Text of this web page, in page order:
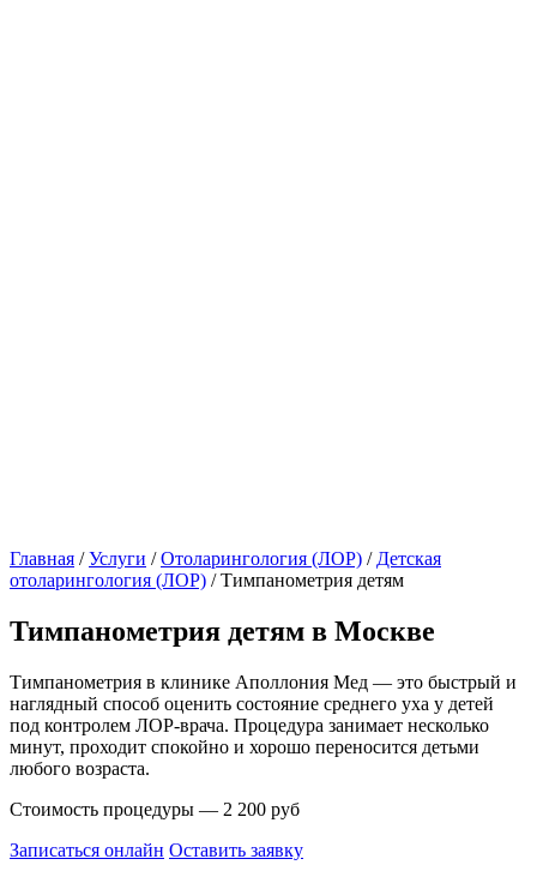
Главная /Услуги /Отоларингология (ЛОР) / Детская
отоларингология (ЛОР) /Тимпанометрия детям
Тимпанометрия детям в Москве
Тимпанометрия в клинике Аполлония Мед — это быстрый и
наглядный способ оценить состояние среднего уха у детей
под контролем ЛОР-врача. Процедура занимает несколько
минут, проходит спокойно и хорошо переносится детьми
любого возраста.
Стоимость процедуры — 2 200 руб
Записаться онлайн Оставить заявку